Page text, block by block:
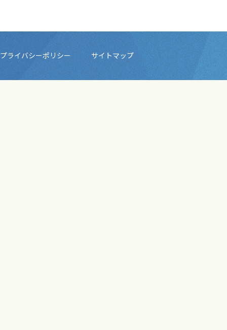
プライバシーポリシー サイトマップ